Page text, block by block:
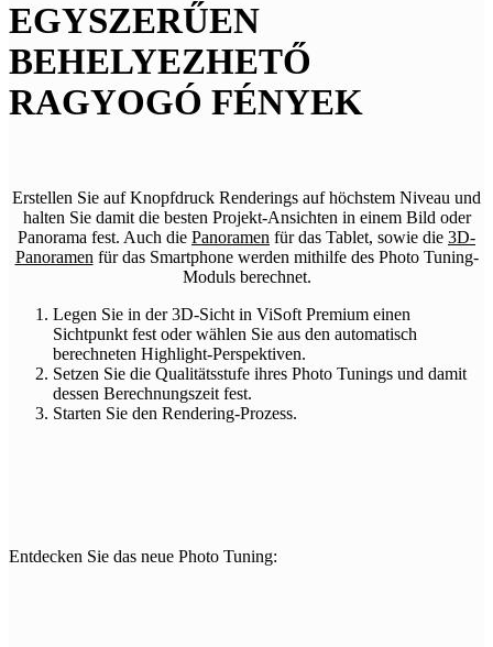
EGYSZERŰEN
BEHELYEZHETŐ
RAGYOGÓ FÉNYEK
Erstellen Sie auf Knopfdruck Renderings auf höchstem Niveau und
halten Sie damit die besten Projekt-Ansichten in einem Bild oder
Panorama fest. Auch die Panoramen für das Tablet, sowie die 3D-
Panoramen für das Smartphone werden mithilfe des Photo Tuning-
Moduls berechnet.
Legen Sie in der 3D-Sicht in ViSoft Premium einen
Sichtpunkt fest oder wählen Sie aus den automatisch
berechneten Highlight-Perspektiven.
Setzen Sie die Qualitätsstufe ihres Photo Tunings und damit
dessen Berechnungszeit fest.
Starten Sie den Rendering-Prozess.
Entdecken Sie das neue Photo Tuning: